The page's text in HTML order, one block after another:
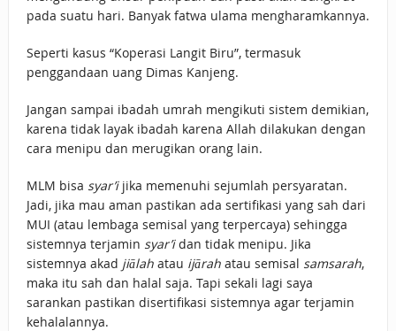
pada suatu hari. Banyak fatwa ulama mengharamkannya.
Seperti kasus “Koperasi Langit Biru”, termasuk
penggandaan uang Dimas Kanjeng.
Jangan sampai ibadah umrah mengikuti sistem demikian,
karena tidak layak ibadah karena Allah dilakukan dengan
cara menipu dan merugikan orang lain.
MLM bisa syar’ijika memenuhi sejumlah persyaratan.
Jadi, jika mau aman pastikan ada sertifikasi yang sah dari
MUI (atau lembaga semisal yang terpercaya) sehingga
sistemnya terjamin syar’idan tidak menipu. Jika
sistemnya akad jiālahatau ijārahatau semisal samsarah,
maka itu sah dan halal saja. Tapi sekali lagi saya
sarankan pastikan disertifikasi sistemnya agar terjamin
kehalalannya.